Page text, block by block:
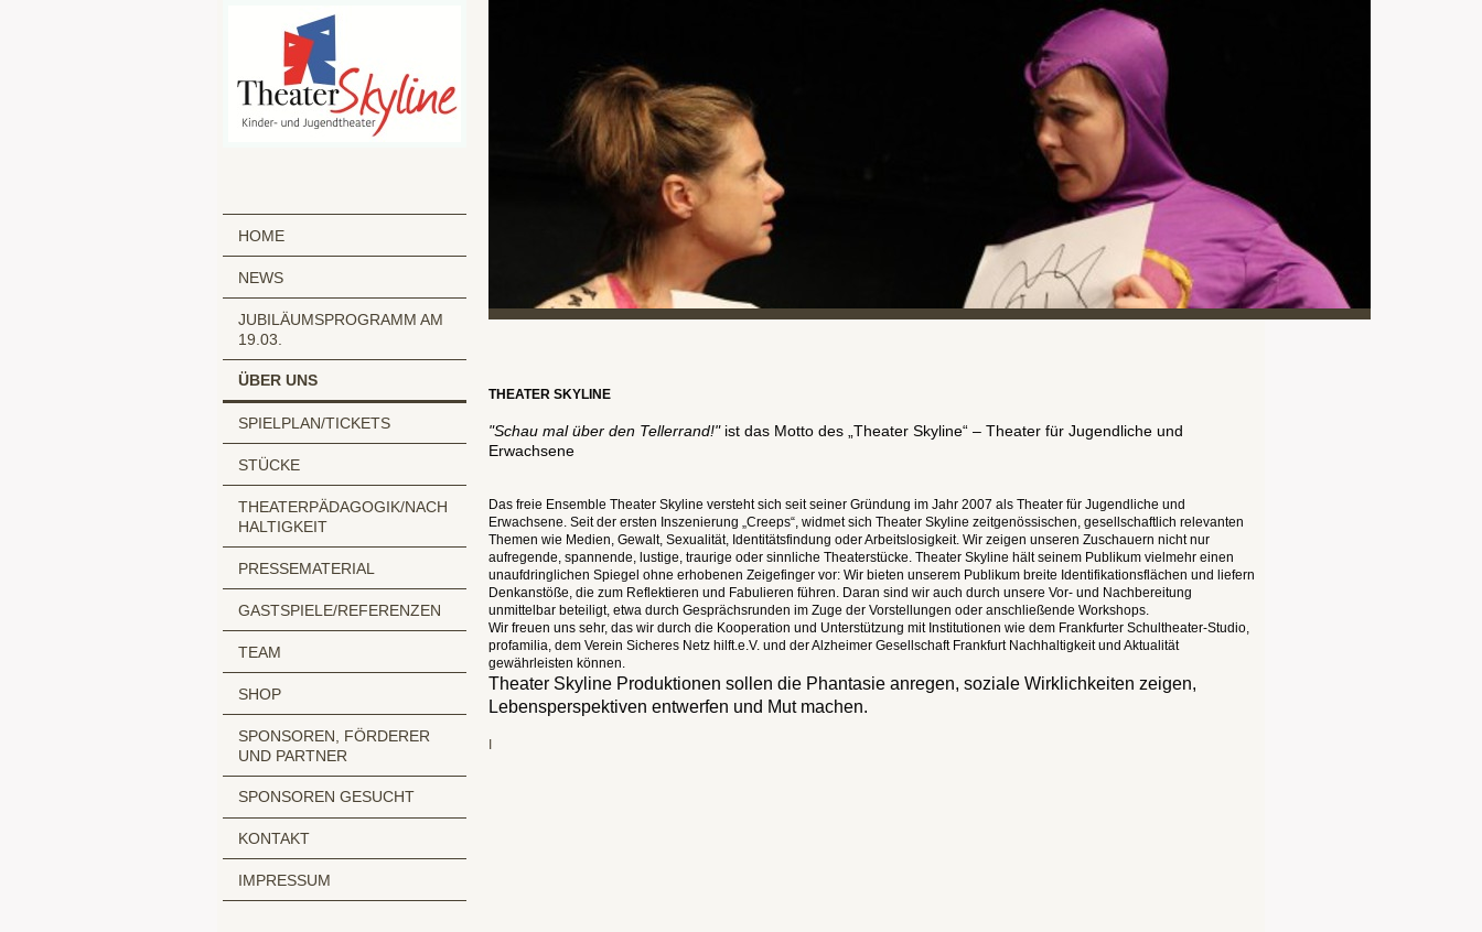
HOME
NEWS
JUBILÄUMSPROGRAMM AM
19.03.
ÜBER UNS
SPIELPLAN/TICKETS
STÜCKE
THEATERPÄDAGOGIK/NACH
HALTIGKEIT
PRESSEMATERIAL
GASTSPIELE/REFERENZEN
TEAM
SHOP
SPONSOREN, FÖRDERER
UND PARTNER
SPONSOREN GESUCHT
KONTAKT
IMPRESSUM
THEATER SKYLINE
"Schau mal über den Tellerrand!"ist das Motto des „Theater Skyline“ – Theater für Jugendliche und
Erwachsene
Das freie Ensemble Theater Skyline versteht sich seit seiner Gründung im Jahr 2007 als Theater für Jugendliche und
Erwachsene. Seit der ersten Inszenierung „Creeps“, widmet sich Theater Skyline zeitgenössischen, gesellschaftlich relevanten
Themen wie Medien, Gewalt, Sexualität, Identitätsfindung oder Arbeitslosigkeit. Wir zeigen unseren Zuschauern nicht nur
aufregende, spannende, lustige, traurige oder sinnliche Theaterstücke. Theater Skyline hält seinem Publikum vielmehr einen
unaufdringlichen Spiegel ohne erhobenen Zeigefinger vor: Wir bieten unserem Publikum breite Identifikationsflächen und liefern
Denkanstöße, die zum Reflektieren und Fabulieren führen. Daran sind wir auch durch unsere Vor- und Nachbereitung
unmittelbar beteiligt, etwa durch Gesprächsrunden im Zuge der Vorstellungen oder anschließende Workshops.
Wir freuen uns sehr, das wir durch die Kooperation und Unterstützung mit Institutionen wie dem Frankfurter Schultheater-Studio,
profamilia, dem Verein Sicheres Netz hilft.e.V. und der Alzheimer Gesellschaft Frankfurt Nachhaltigkeit und Aktualität
gewährleisten können.
Theater Skyline Produktionen sollen die Phantasie anregen, soziale Wirklichkeiten zeigen,
Lebensperspektiven entwerfen und Mut machen.